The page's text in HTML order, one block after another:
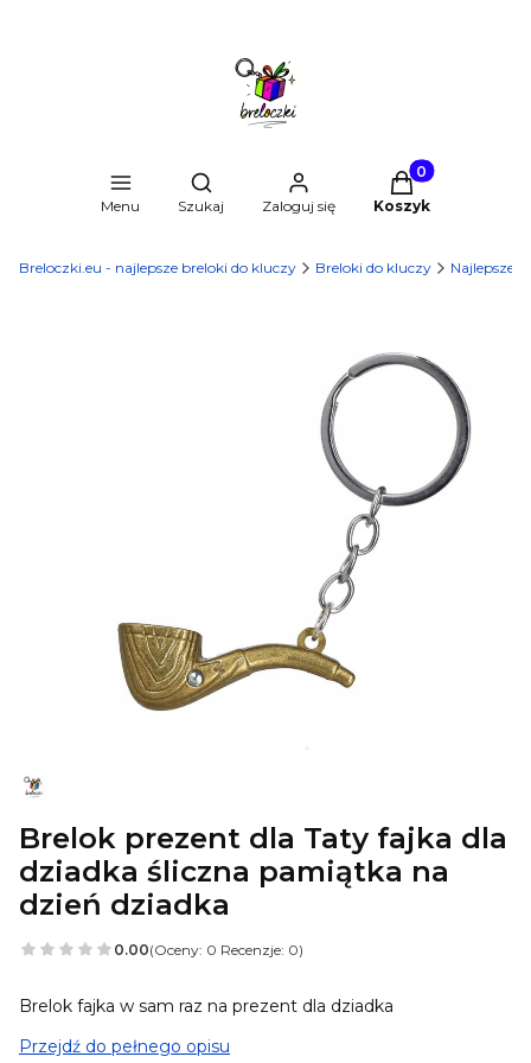
Menu
Otwórz wyszukiwarkę
Szukaj Zaloguj się
Produkty w
Koszyk
Breloczki.eu - najlepsze breloki do kluczy Breloki do kluczy Najlepsze
Brelok prezent dla Taty fajka dla
dziadka śliczna pamiątka na
dzień dziadka
0.00(Oceny: 0 Recenzje: 0)
Brelok fajka w sam raz na prezent dla dziadka
Przejdź do pełnego opisu